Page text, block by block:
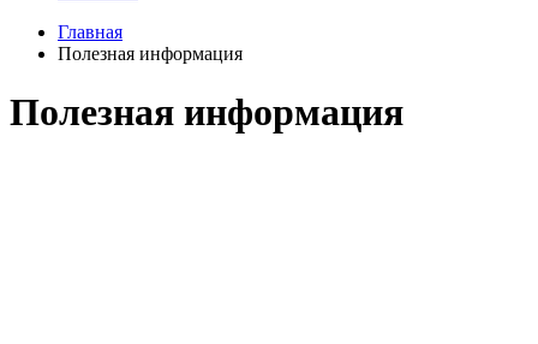
Главная
Полезная информация
Полезная информация